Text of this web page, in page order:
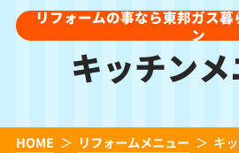
リフォームの事なら東邦ガス
ン
キッチン
HOME リフォームメニュー キ